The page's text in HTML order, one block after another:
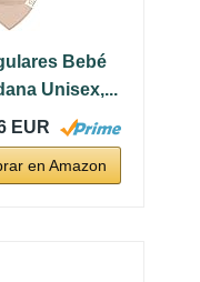
Bebé
Unisex,...
EUR
en Amazon